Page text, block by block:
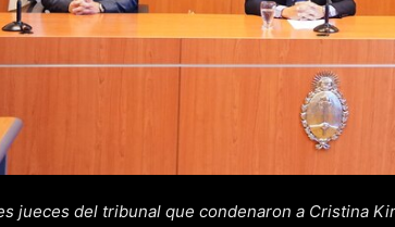
jueces del tribunal que condenaron a Cristina